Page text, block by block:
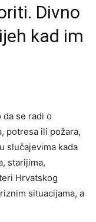
Divno
kad im
se radi o
potresa ili požara,
slučajevima kada
starijima,
Hrvatskog
situacijama, a